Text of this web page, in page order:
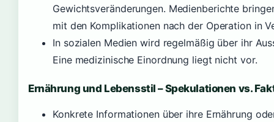
Gewichtsveränderungen. Medienberichte
mit den Komplikationen nach der Operation in
In sozialen Medien wird regelmäßig über ihr
Eine medizinische Einordnung liegt nicht vor.
Ernährung und Lebensstil – Spekulationen vs.
Konkrete Informationen über ihre Ernährung